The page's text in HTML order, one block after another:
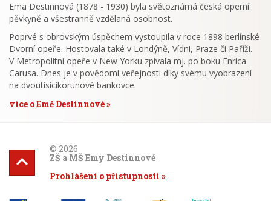
Ema Destinnová (1878 - 1930) byla světoznámá česká operní
pěvkyně a všestranně vzdělaná osobnost.
Poprvé s obrovským úspěchem vystoupila v roce 1898 berlínské
Dvorní opeře. Hostovala také v Londýně, Vídni, Praze či Paříži.
V Metropolitní opeře v New Yorku zpívala mj. po boku Enrica
Carusa. Dnes je v povědomí veřejnosti díky svému vyobrazení
na dvoutisícikorunové bankovce.
více o Emě Destinnové
© 2026
ZŠ a MŠ Emy Destinnové
Prohlášení o přístupnosti